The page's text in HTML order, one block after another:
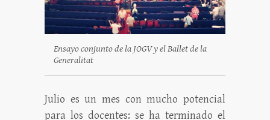
Ensayo conjunto de la JOGV y el Ballet de la
Generalitat
Julio es un mes con mucho potencial
para los docentes: se ha terminado el